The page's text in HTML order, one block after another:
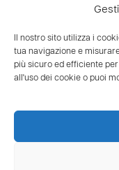
Il nostro sito utilizza i
tua navigazione e
più sicuro ed efficiente
all'uso dei cookie o puoi
Le tue donazioni
a
tasse.